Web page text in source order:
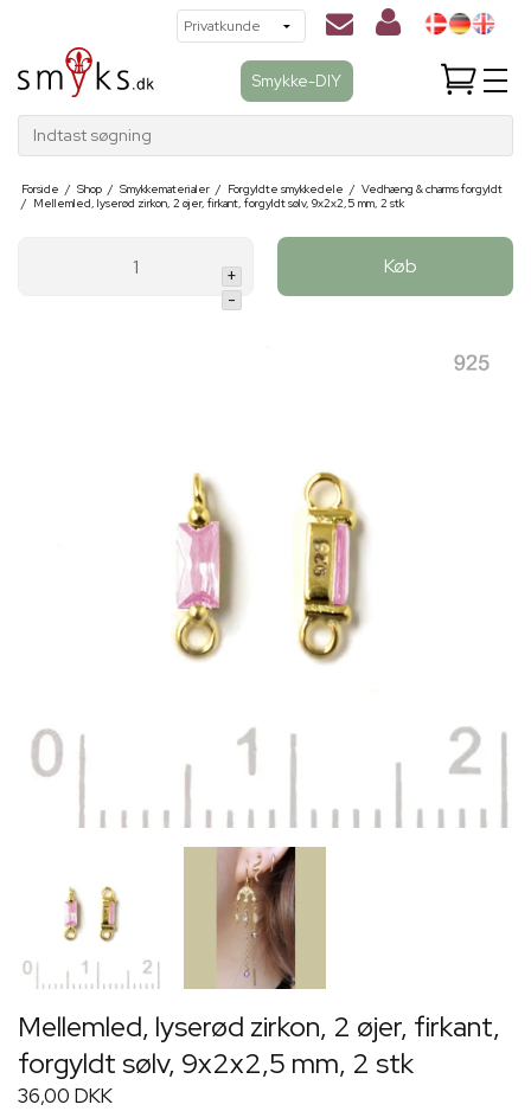
Smykke-DIY
Indtast søgning
Forside / Shop / Smykkematerialer / Forgyldte smykkedele / Vedhæng & charms forgyldt
/ Mellemled, lyserød zirkon, 2 øjer, firkant, forgyldt sølv, 9x2x2,5 mm, 2 stk
+
-
Køb
Mellemled, lyserød zirkon, 2 øjer, firkant,
forgyldt sølv, 9x2x2,5 mm, 2 stk
36,00 DKK